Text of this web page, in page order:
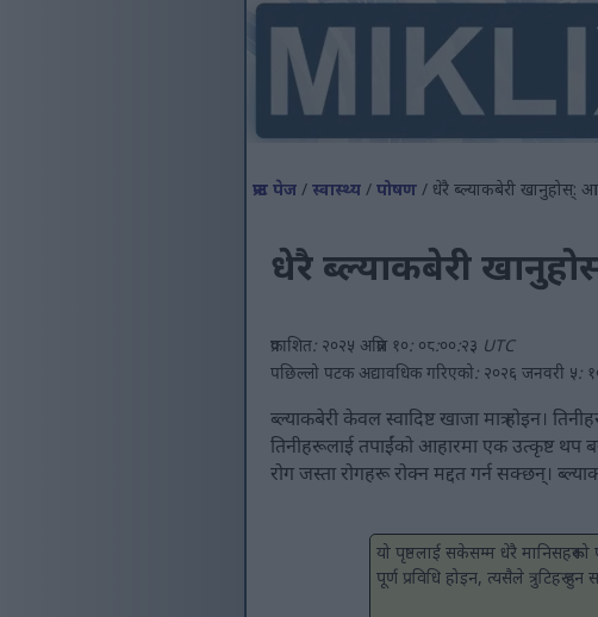
फ्रन्ट पेज/स्वास्थ्य/पोषण/ धेरै ब्ल्याकबेरी खानुहोस्:
धेरै ब्ल्याकबेरी
प्रकाशित: २०२५ अप्रिल १०: ०८:००:२३ UTC
पछिल्लो पटक अद्यावधिक गरिएको: २०२६ जनवरी ५:
ब्ल्याकबेरी केवल स्वादिष्ट खाजा मात्र होइन।
तिनीहरूलाई तपाईंको आहारमा एक उत्कृष्ट थप
रोग जस्ता रोगहरू रोक्न मद्दत गर्न सक्छन्।
यो पृष्ठलाई सकेसम्म धेरै
पूर्ण प्रविधि होइन, त्यसैले